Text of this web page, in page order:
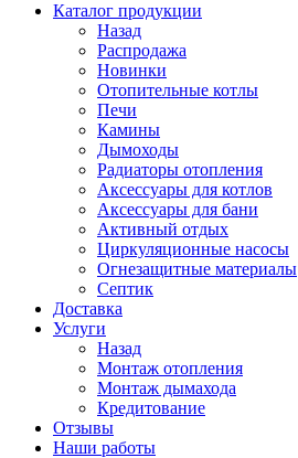
Каталог продукции
Назад
Распродажа
Новинки
Отопительные котлы
Печи
Камины
Дымоходы
Радиаторы отопления
Аксессуары для котлов
Аксессуары для бани
Активный отдых
Циркуляционные насосы
Огнезащитные материалы
Септик
Доставка
Услуги
Назад
Монтаж отопления
Монтаж дымахода
Кредитование
Отзывы
Наши работы